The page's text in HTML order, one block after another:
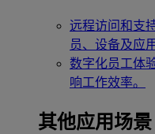
远程访问和支
员、设备及应用
数字化员工体
响工作效率。
其他应用场景